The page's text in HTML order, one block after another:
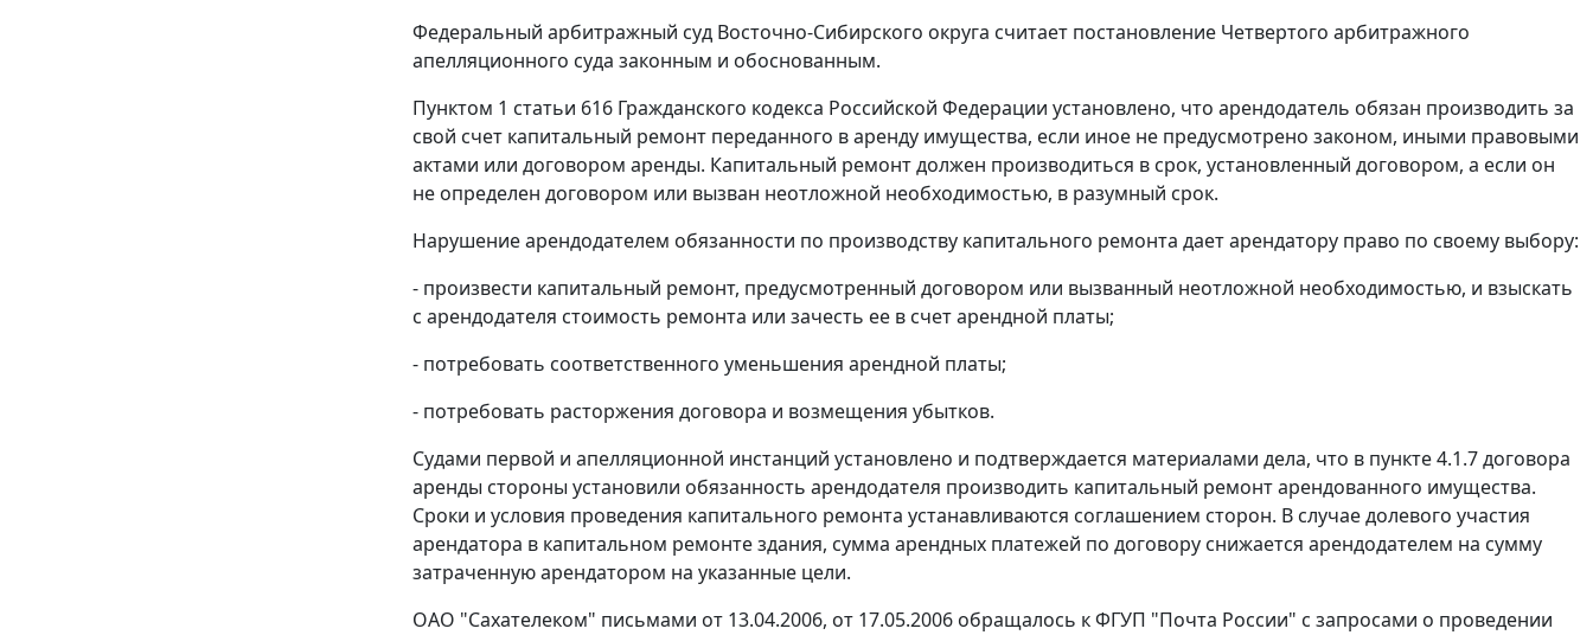
Федеральный арбитражный суд Восточно-Сибирского округа считает постановление Четвертого арбитражного
апелляционного суда законным и обоснованным.
Пунктом 1 статьи 616 Гражданского кодекса Российской Федерации установлено, что арендодатель обязан производить за
свой счет капитальный ремонт переданного в аренду имущества, если иное не предусмотрено законом, иными правовыми
актами или договором аренды. Капитальный ремонт должен производиться в срок, установленный договором, а если он
не определен договором или вызван неотложной необходимостью, в разумный срок.
Нарушение арендодателем обязанности по производству капитального ремонта дает арендатору право по своему выбору:
- произвести капитальный ремонт, предусмотренный договором или вызванный неотложной необходимостью, и взыскать
с арендодателя стоимость ремонта или зачесть ее в счет арендной платы;
- потребовать соответственного уменьшения арендной платы;
- потребовать расторжения договора и возмещения убытков.
Судами первой и апелляционной инстанций установлено и подтверждается материалами дела, что в пункте 4.1.7 договора
аренды стороны установили обязанность арендодателя производить капитальный ремонт арендованного имущества.
Сроки и условия проведения капитального ремонта устанавливаются соглашением сторон. В случае долевого участия
арендатора в капитальном ремонте здания, сумма арендных платежей по договору снижается арендодателем на сумму
затраченную арендатором на указанные цели.
ОАО "Сахателеком" письмами от 13.04.2006, от 17.05.2006 обращалось к ФГУП "Почта России" с запросами о проведении